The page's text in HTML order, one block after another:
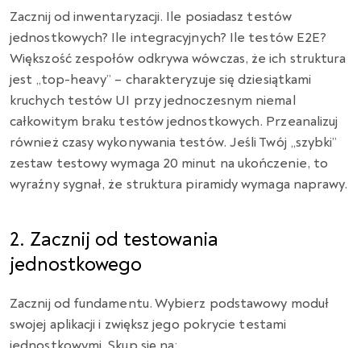
Zacznij od inwentaryzacji. Ile posiadasz testów
jednostkowych? Ile integracyjnych? Ile testów E2E?
Większość zespołów odkrywa wówczas, że ich struktura
jest „top-heavy” – charakteryzuje się dziesiątkami
kruchych testów UI przy jednoczesnym niemal
całkowitym braku testów jednostkowych. Przeanalizuj
również czasy wykonywania testów. Jeśli Twój „szybki”
zestaw testowy wymaga 20 minut na ukończenie, to
wyraźny sygnał, że struktura piramidy wymaga naprawy.
2. Zacznij od testowania
jednostkowego
Zacznij od fundamentu. Wybierz podstawowy moduł
swojej aplikacji i zwiększ jego pokrycie testami